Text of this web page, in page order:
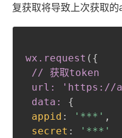
复获取将导致上次获取的
wx .request ( {
// 获取token
url: 'https://
data:
{
appid : '***' ,
secret :
'***'